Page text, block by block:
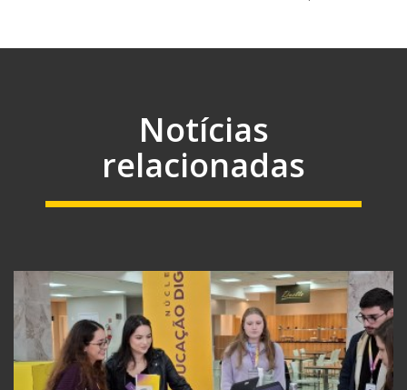
Notícias
relacionadas